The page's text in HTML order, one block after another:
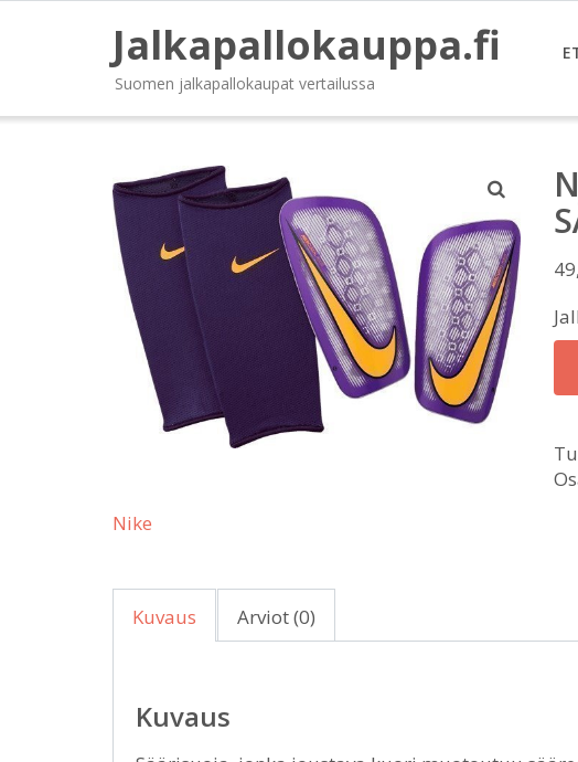
Jalkapallokauppa.fi
Suomen jalkapallokaupat vertailussa
Nike
Kuvaus Arviot (0)
Kuvaus